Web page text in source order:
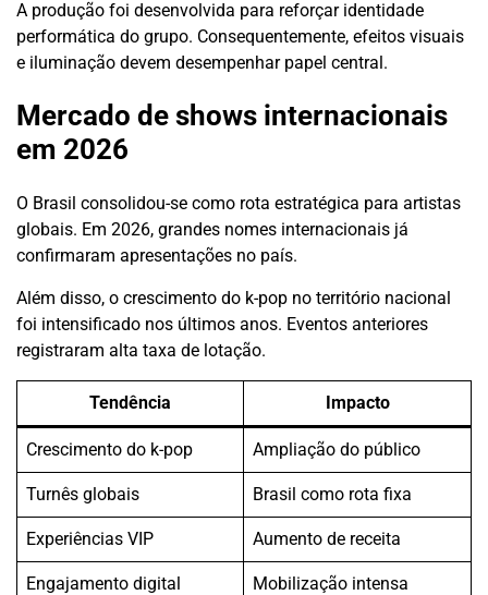
A produção foi desenvolvida para reforçar identidade
performática do grupo. Consequentemente, efeitos visuais
e iluminação devem desempenhar papel central.
Mercado de shows internacionais
em 2026
O Brasil consolidou-se como rota estratégica para artistas
globais. Em 2026, grandes nomes internacionais já
confirmaram apresentações no país.
Além disso, o crescimento do k-pop no território nacional
foi intensificado nos últimos anos. Eventos anteriores
registraram alta taxa de lotação.
Tendência Impacto
Crescimento do k-pop Ampliação do público
Turnês globais Brasil como rota fixa
Experiências VIP Aumento de receita
Engajamento digital Mobilização intensa